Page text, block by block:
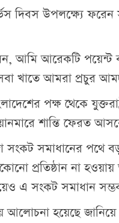
দিবস উপলক্ষ্যে
আমি আরেকটি
খাতে আমরা প্রচুর
পক্ষ থেকে
শান্তি ফেরত
সংকট সমাধানের পথে বড়
প্রতিষ্ঠান না
এ সংকট সমাধান
আলোচনা হয়েছে